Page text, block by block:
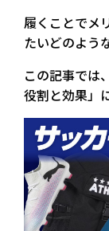
履くことでメ
たいどのよう
この記事では
役割と効果」